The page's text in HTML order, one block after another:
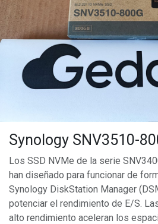
Synology SNV3510-
Los SSD NVMe de la serie
han diseñado para funcionar de
Synology DiskStation Manager
potenciar el rendimiento de E/S.
alto rendimiento aceleran los